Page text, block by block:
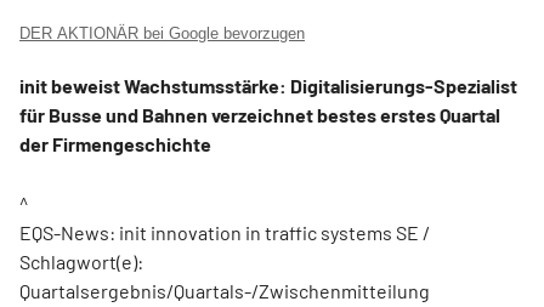
DER AKTIONÄR bei Google bevorzugen
init beweist Wachstumsstärke: Digitalisierungs-Spezialist
für Busse und Bahnen verzeichnet bestes erstes Quartal
der Firmengeschichte
^
EQS-News: init innovation in traffic systems SE /
Schlagwort(e):
Quartalsergebnis/Quartals-/Zwischenmitteilung